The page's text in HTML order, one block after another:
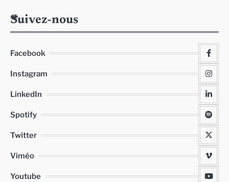
Suivez-nous
Facebook
Instagram
LinkedIn
Spotify
Twitter
Viméo
Youtube